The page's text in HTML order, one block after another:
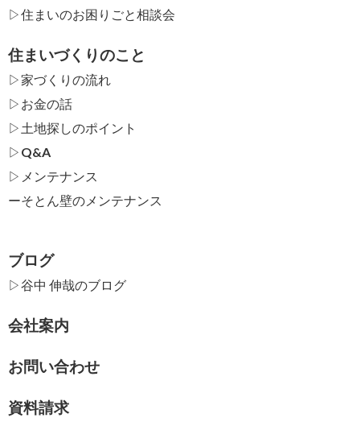
▷住まいのお困りごと相談会
住まいづくりのこと
▷家づくりの流れ
▷お金の話
▷土地探しのポイント
▷Q&A
▷メンテナンス
ーそとん壁のメンテナンス
ブログ
▷谷中 伸哉のブログ
会社案内
お問い合わせ
資料請求